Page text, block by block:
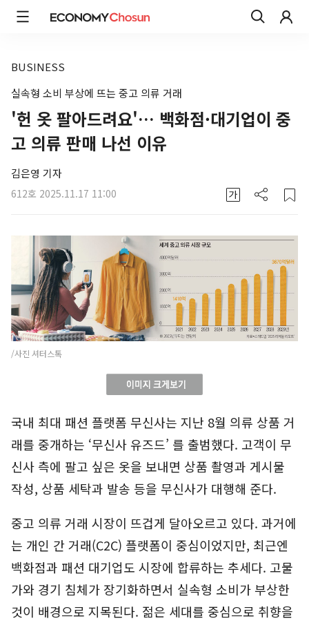
BUSINESS
실속형 소비 부상에 뜨는 중고 의류 거래
'헌 옷 팔아드려요'… 백화점·대기업이 중
고 의류 판매 나선 이유
김은영 기자
612호 2025.11.17 11:00
/사진 셔터스톡
국내 최대 패션 플랫폼 무신사는 지난 8월 의류 상품 거
래를 중개하는 ‘무신사 유즈드’ 를 출범했다. 고객이 무
신사 측에 팔고 싶은 옷을 보내면 상품 촬영과 게시물
작성, 상품 세탁과 발송 등을 무신사가 대행해 준다.
중고 의류 거래 시장이 뜨겁게 달아오르고 있다. 과거에
는 개인 간 거래(C2C) 플랫폼이 중심이었지만, 최근엔
백화점과 패션 대기업도 시장에 합류하는 추세다. 고물
가와 경기 침체가 장기화하면서 실속형 소비가 부상한
것이 배경으로 지목된다. 젊은 세대를 중심으로 취향을